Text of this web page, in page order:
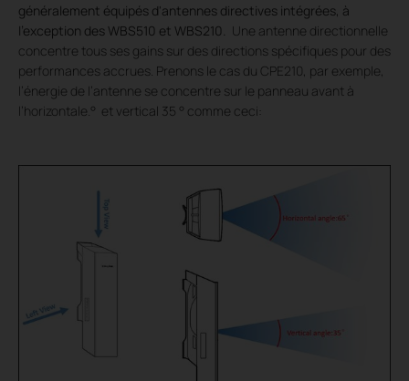
généralement équipés d'antennes directives intégrées, à
l'exception des WBS510 et WBS210.
Une antenne directionnelle
concentre tous ses gains sur des directions spécifiques pour des
performances accrues. Prenons le cas du CPE210, par exemple,
l’énergie de l’antenne se concentre sur le panneau avant à
l’horizontale.° et vertical 35 ° comme ceci: